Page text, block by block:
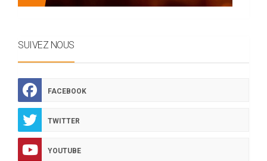
SUIVEZ NOUS
FACEBOOK
TWITTER
YOUTUBE